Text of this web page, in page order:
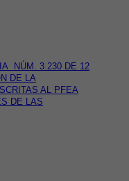
NÚM. 3.230 DE 12
DE LA
AL PFEA
DE LAS